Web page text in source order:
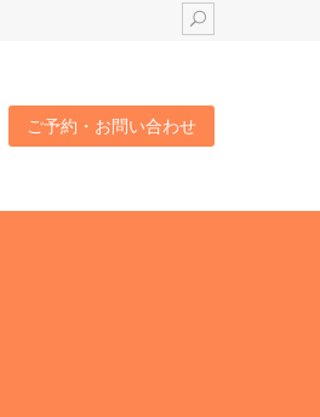
ご予約・お問い合わせ